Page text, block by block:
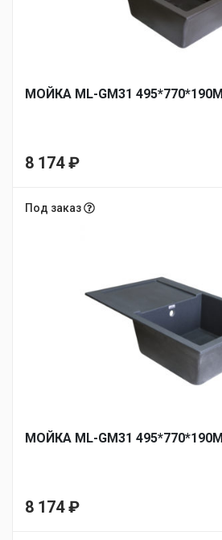
МОЙКА ML-GM31
8 174₽
Под заказ
МОЙКА ML-GM31
8 174₽